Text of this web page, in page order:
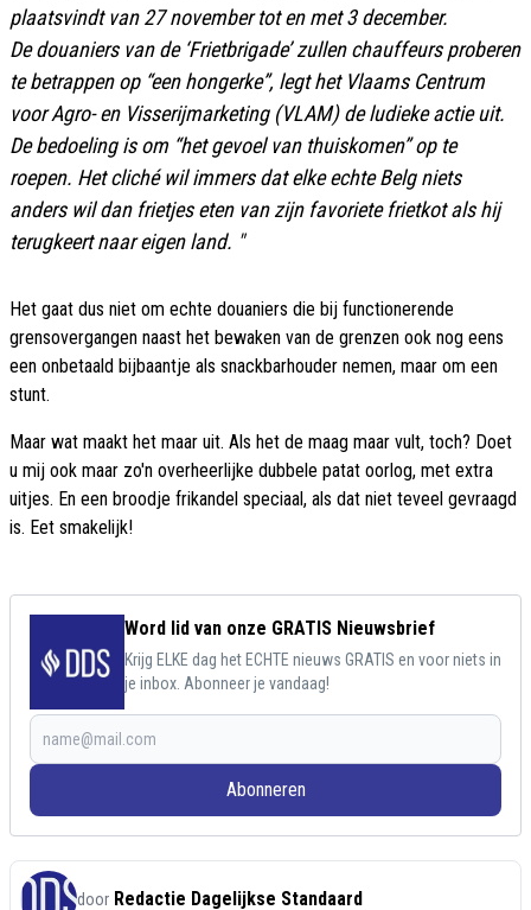
plaatsvindt van 27 november tot en met 3 december.
De douaniers van de ‘Frietbrigade’ zullen chauffeurs proberen
te betrappen op “een hongerke”, legt het Vlaams Centrum
voor Agro- en Visserijmarketing (VLAM) de ludieke actie uit.
De bedoeling is om “het gevoel van thuiskomen” op te
roepen. Het cliché wil immers dat elke echte Belg niets
anders wil dan frietjes eten van zijn favoriete frietkot als hij
terugkeert naar eigen land. "
Het gaat dus niet om echte douaniers die bij functionerende
grensovergangen naast het bewaken van de grenzen ook nog eens
een onbetaald bijbaantje als snackbarhouder nemen, maar om een
stunt.
Maar wat maakt het maar uit. Als het de maag maar vult, toch? Doet
u mij ook maar zo'n overheerlijke dubbele patat oorlog, met extra
uitjes. En een broodje frikandel speciaal, als dat niet teveel gevraagd
is. Eet smakelijk!
Word lid van onze GRATIS Nieuwsbrief
Krijg ELKE dag het ECHTE nieuws GRATIS en voor niets in
je inbox. Abonneer je vandaag!
Abonneren
door Redactie Dagelijkse Standaard